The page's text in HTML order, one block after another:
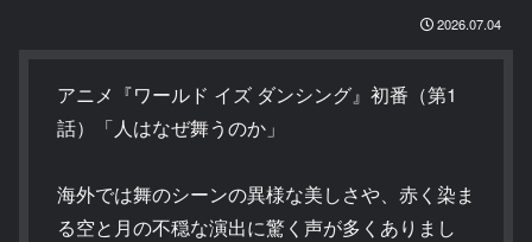
2026.07.04
アニメ『ワールド イズ ダンシング』初番（第1
話）「人はなぜ舞うのか」
海外では舞のシーンの異様な美しさや、赤く染ま
る空と月の不穏な演出に驚く声が多くありまし